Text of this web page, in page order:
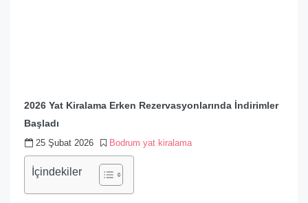
2026 Yat Kiralama Erken Rezervasyonlarında İndirimler
Başladı
25 Şubat 2026 Bodrum yat kiralama
İçindekiler